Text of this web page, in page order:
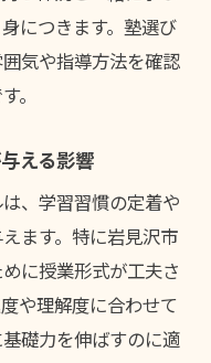
につきます。塾選び
気や指導方法を確認
。
える影響
、学習習慣の定着や
ます。特に岩見沢市
に授業形式が工夫さ
や理解度に合わせて
礎力を伸ばすのに適